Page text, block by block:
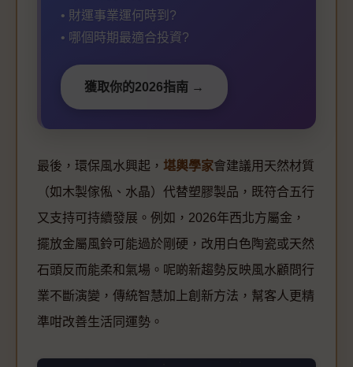
• 財運事業運何時到?
• 哪個時期最適合投資?
獲取你的2026指南 →
最後，環保風水興起， 堪輿學家會建議用天然材質
（如木製傢俬、水晶）代替塑膠製品，既符合五行
又支持可持續發展。例如，2026年西北方屬金，
擺放金屬風鈴可能過於剛硬，改用白色陶瓷或天然
石頭反而能柔和氣場。呢啲新趨勢反映風水顧問行
業不斷演變，傳統智慧加上創新方法，幫客人更精
準咁改善生活同運勢。